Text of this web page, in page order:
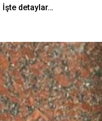
İşte detaylar…